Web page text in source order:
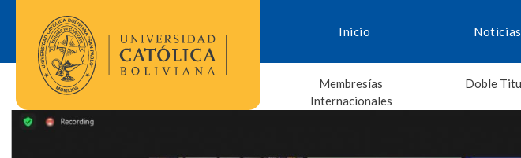
Inicio Noticias
Membresías
Internacionales
Doble